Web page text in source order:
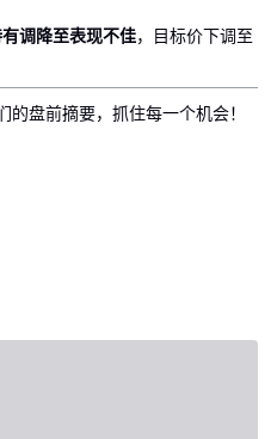
调降至表现不佳，目标价下调至
的盘前摘要，抓住每一个机会！